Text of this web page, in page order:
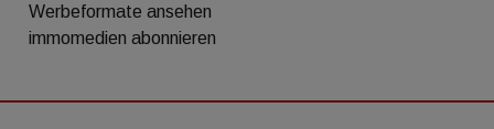
Werbeformate ansehen
immomedien abonnieren